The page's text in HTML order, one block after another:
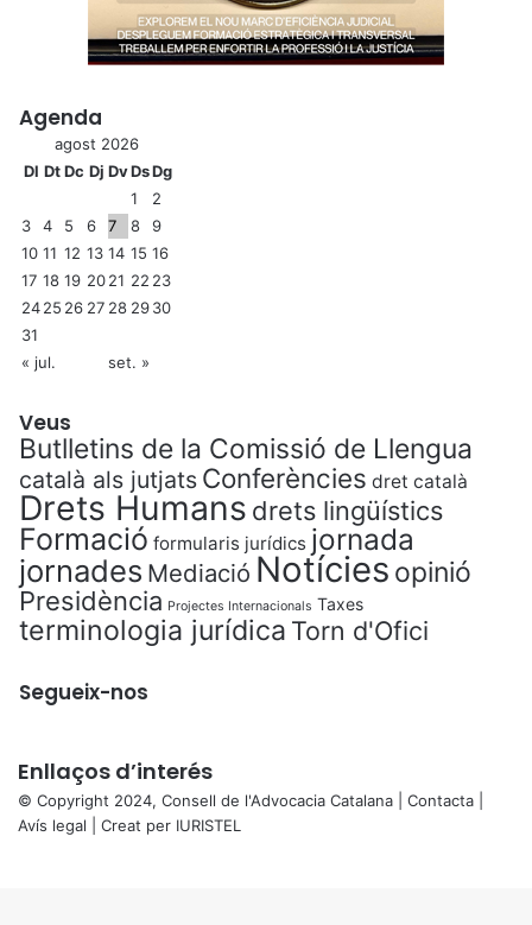
Agenda
agost 2026
Dl DtDc Dj DvDsDg
1
2
3
4 5 6 7 8
9
10 11 12 13 14 15 16
17 18 19 2021 22 23
2425 26 27 28 2930
31
« jul.
set. »
Veus
Butlletins de la Comissió de Llengua
català als jutjats Conferències dret català
Drets Humans drets lingüístics
Formació formularis jurídics jornada
jornades Mediació Notícies opinió
Presidència Projectes Internacionals Taxes
terminologia jurídica Torn d'Ofici
Segueix-nos
Enllaços d’interés
© Copyright 2024, Consell de l'Advocacia Catalana | Contacta
Avís legal | Creat per IURISTEL